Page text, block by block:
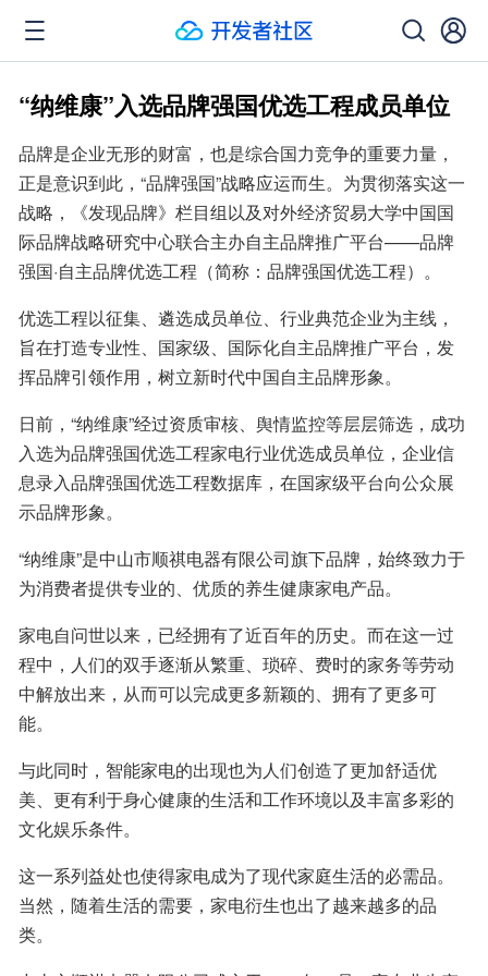
“纳维康”入选品牌强国优选工程成员单位
品牌是企业无形的财富，也是综合国力竞争的重要力量，
正是意识到此，“品牌强国”战略应运而生。为贯彻落实这一
战略，《发现品牌》栏目组以及对外经济贸易大学中国国
际品牌战略研究中心联合主办自主品牌推广平台——品牌
强国·自主品牌优选工程（简称：品牌强国优选工程）。
优选工程以征集、遴选成员单位、行业典范企业为主线，
旨在打造专业性、国家级、国际化自主品牌推广平台，发
挥品牌引领作用，树立新时代中国自主品牌形象。
日前，“纳维康”经过资质审核、舆情监控等层层筛选，成功
入选为品牌强国优选工程家电行业优选成员单位，企业信
息录入品牌强国优选工程数据库，在国家级平台向公众展
示品牌形象。
“纳维康”是中山市顺祺电器有限公司旗下品牌，始终致力于
为消费者提供专业的、优质的养生健康家电产品。
家电自问世以来，已经拥有了近百年的历史。而在这一过
程中，人们的双手逐渐从繁重、琐碎、费时的家务等劳动
中解放出来，从而可以完成更多新颖的、拥有了更多可
能。
与此同时，智能家电的出现也为人们创造了更加舒适优
美、更有利于身心健康的生活和工作环境以及丰富多彩的
文化娱乐条件。
这一系列益处也使得家电成为了现代家庭生活的必需品。
当然，随着生活的需要，家电衍生也出了越来越多的品
类。